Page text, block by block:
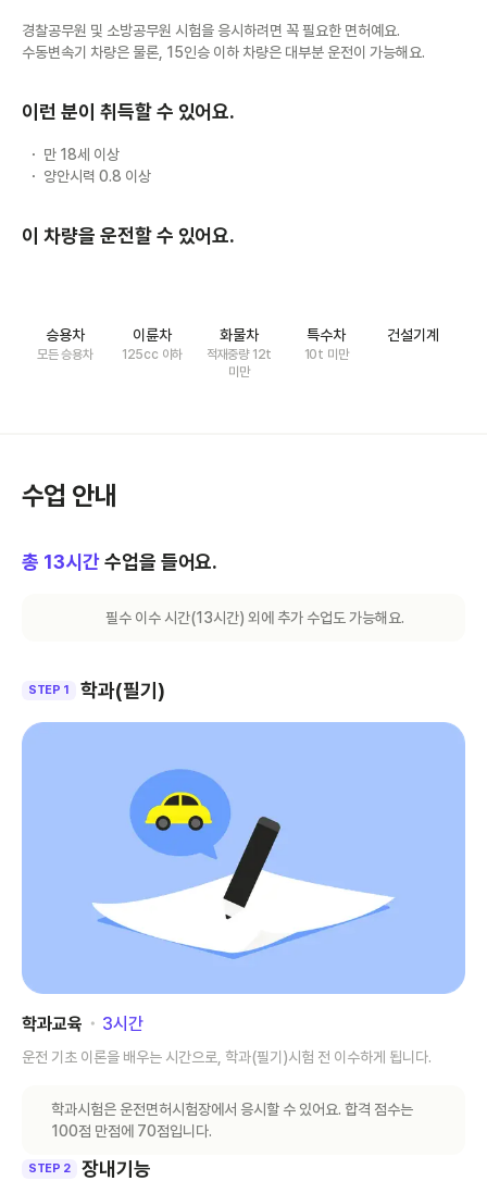
경찰공무원 및 소방공무원 시험을 응시하려면 꼭 필요한 면허예요.
수동변속기 차량은 물론, 15인승 이하 차량은 대부분 운전이 가능해요.
이런 분이 취득할 수 있어요.
만 18세 이상
양안시력 0.8 이상
이 차량을 운전할 수 있어요.
승용차
모든 승용차
이륜차
125cc 이하
화물차
적재중량 12t
미만
특수차
10t 미만
건설기계
수업 안내
총 13시간 수업을 들어요.
필수 이수 시간(13시간) 외에 추가 수업도 가능해요.
STEP 1 학과(필기)
학과교육 ･ 3시간
운전 기초 이론을 배우는 시간으로, 학과(필기)시험 전 이수하게 됩니다.
학과시험은 운전면허시험장에서 응시할 수 있어요. 합격 점수는
100점 만점에 70점입니다.
STEP 2 장내기능